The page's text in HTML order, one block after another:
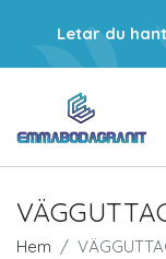
Letar du
Hem